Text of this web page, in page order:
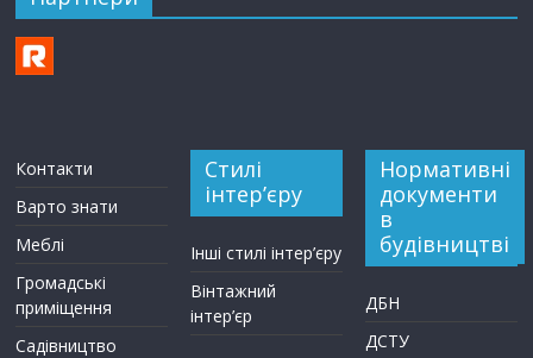
Контакти
Варто знати
Меблі
Громадські
приміщення
Садівництво
Стилі
інтер’єру
Інші стилі інтер’єру
Вінтажний
інтер’єр
Нормативні
документи
в
будівництві
ДБН
ДСТУ